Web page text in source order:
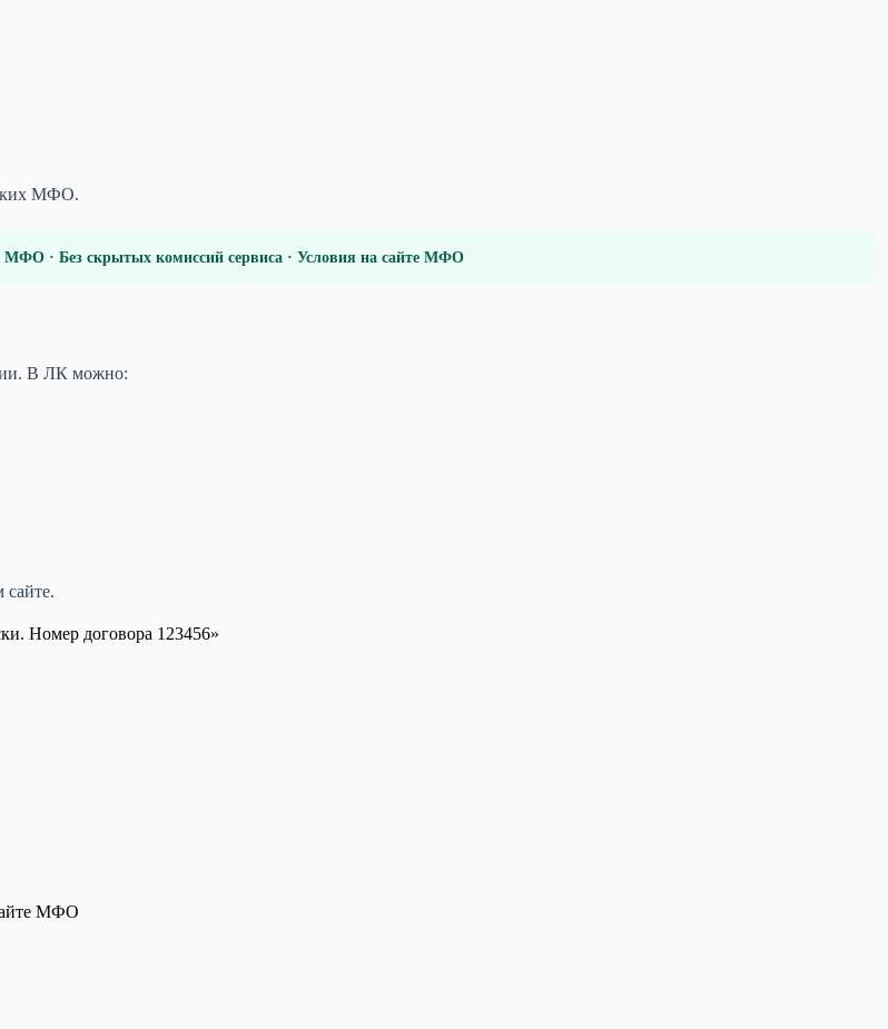
МФО.
МФО · Без скрытых комиссий сервиса · Условия на сайте МФО
В ЛК можно:
Номер договора 123456»
МФО